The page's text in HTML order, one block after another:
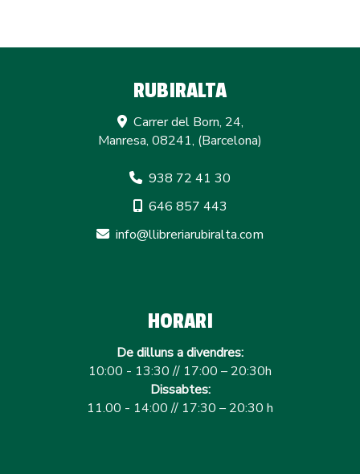
RUBIRALTA
Carrer del Born, 24,
Manresa, 08241, (Barcelona)
938 72 41 30
646 857 443
info
llibreriarubiralta.com
HORARI
De dilluns a divendres:
10:00 - 13:30 // 17:00 – 20:30h
Dissabtes:
11.00 - 14:00 // 17:30 – 20:30 h